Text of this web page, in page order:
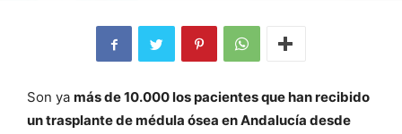
Son ya más de 10.000 los pacientes que han recibido
un trasplante de médula ósea en Andalucía desde